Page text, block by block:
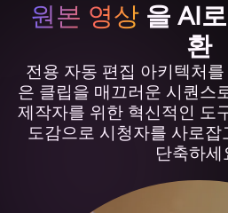
원본 영상을 AI
환
전용 자동 편집 아키텍처
은 클립을 매끄러운 시퀀스
제작자를 위한 혁신적인 도
도감으로 시청자를 사로
단축하세